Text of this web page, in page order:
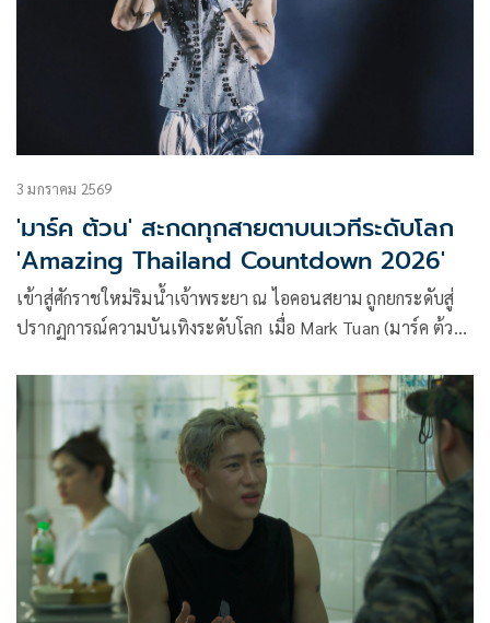
3 มกราคม 2569
'มาร์ค ต้วน' สะกดทุกสายตาบนเวทีระดับโลก
'Amazing Thailand Countdown 2026'
เข้าสู่ศักราชใหม่ริมน้ำเจ้าพระยา ณ ไอคอนสยาม ถูกยกระดับสู่
ปรากฏการณ์ความบันเทิงระดับโลก เมื่อ Mark Tuan (มาร์ค ต้วน)
PHENOMENON STAGE ถ่ายทอดการแสดงสุดเอ็กซ์คลูซีฟใน
งาน Amazing Thailand Countdown 2026